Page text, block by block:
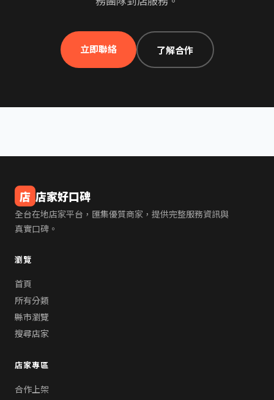
立即聯絡 了解合作
店 店家好口碑
全台在地店家平台，匯集優質商家，提供完整服務資訊與
真實口碑。
瀏覽
首頁
所有分類
縣市瀏覽
搜尋店家
店家專區
合作上架